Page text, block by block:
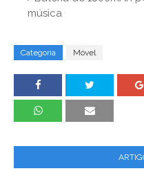
música
Categoria Móvel